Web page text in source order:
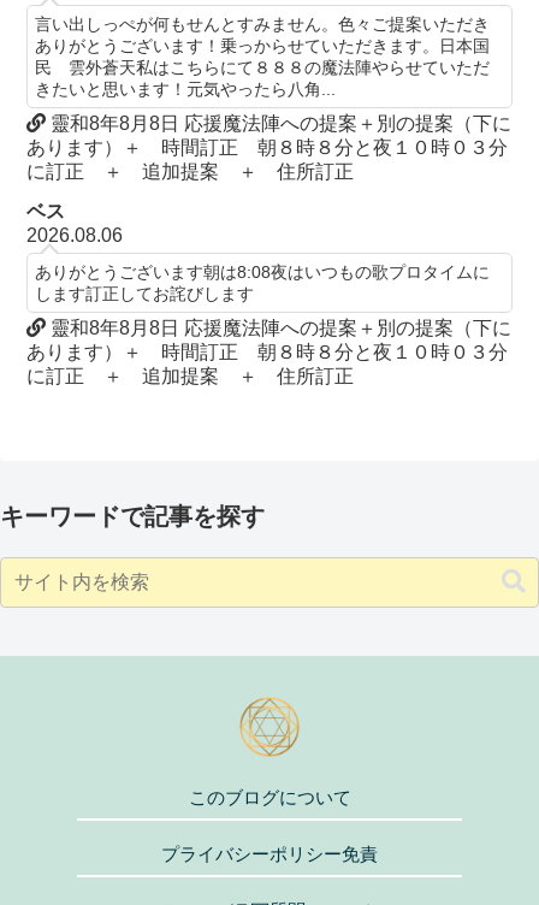
言い出しっぺが何もせんとすみません。色々ご提案いただき
ありがとうございます！乗っからせていただきます。日本国
民 雲外蒼天私はこちらにて８８８の魔法陣やらせていただ
きたいと思います！元気やったら八角...
靈和8年8月8日 応援魔法陣への提案＋別の提案（下に
あります）＋ 時間訂正 朝８時８分と夜１０時０３分
に訂正 ＋ 追加提案 ＋ 住所訂正
ベス
2026.08.06
ありがとうございます朝は8:08夜はいつもの歌プロタイムに
します訂正してお詫びします
靈和8年8月8日 応援魔法陣への提案＋別の提案（下に
あります）＋ 時間訂正 朝８時８分と夜１０時０３分
に訂正 ＋ 追加提案 ＋ 住所訂正
キーワードで記事を探す
このブログについて
プライバシーポリシー免責